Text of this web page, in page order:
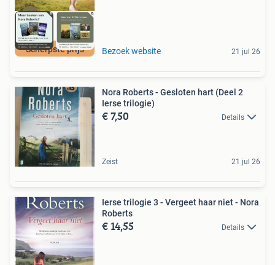
Scherpste prijs Bezoek website 21 jul 26
Nora Roberts - Gesloten hart (Deel 2
Ierse trilogie)
€ 7,50 Details
Zeist 21 jul 26
Ierse trilogie 3 - Vergeet haar niet - Nora
Roberts
€ 14,55 Details